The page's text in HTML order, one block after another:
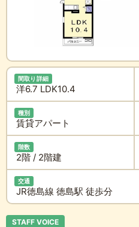
間取り詳細
洋6.7 LDK10.4
種別
賃貸アパート
階数
2階 / 2階建
交通
JR徳島線 徳島駅 徒歩分
STAFF VOICE